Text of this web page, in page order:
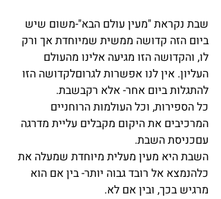
שבת נקראת "מעין עולם הבא"-משום שיש
ביום הזה קדושה ממשית שמיוחדת אך ורק
לו, והקדושה הזו מגיעה אלינו מהעולם
העליון. אין לנו אפשרות לגרוםלקדושה הזו
להתגלות ביום אחר- אלא רקבשבת.
כל הספירות, וכל העולמות הרוחניים
המרכיבים את היקום מקבלים עליית מדרגה
עםכניסת השבת.
השבת היא מעין מעלית מיוחדת שמעלה את
כלהנמצא אל רובד גבוה יותר- בין אם הוא
מרגיש בכך, ובין אם לא.